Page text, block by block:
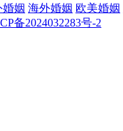
婚姻 海外婚姻 欧美婚姻
备2024032283号-2